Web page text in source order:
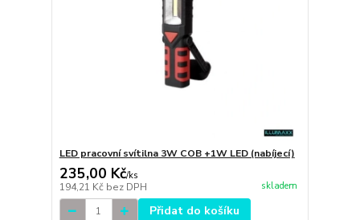
LED pracovní svítilna 3W COB +1W LED (nabíjecí)
235,00 Kč/ks
194,21 Kč bez DPH skladem
Přidat do košíku